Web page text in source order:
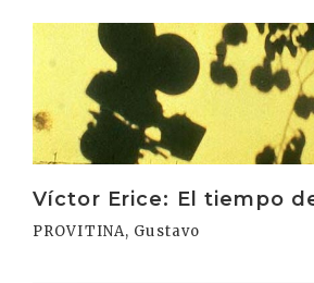
Víctor Erice: El tiempo
PROVITINA, Gustavo
Irakurri